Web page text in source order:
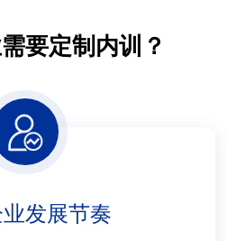
要定制内训？
发展节奏